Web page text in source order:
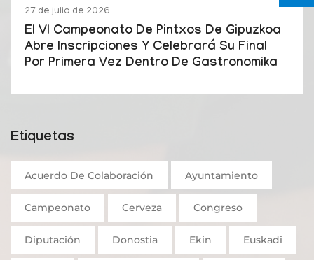
27 de julio de 2026
El VI Campeonato De Pintxos De Gipuzkoa
Abre Inscripciones Y Celebrará Su Final
Por Primera Vez Dentro De Gastronomika
Etiquetas
Acuerdo De Colaboración Ayuntamiento
Campeonato Cerveza Congreso
Diputación Donostia Ekin Euskadi